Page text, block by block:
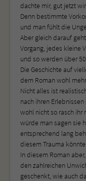
dachte mir, gut jetzt
Denn bestimmte
und man fühlt die
Aber gleich darauf
Vorgang, jedes kleine
und so werden über
Die Geschichte auf
dem Roman wohl
Nicht alles ist
nach ihren
wohl nicht so rasch ihr
würde man sagen sie
entsprechend lang
diesem Trauma
In diesem Roman
den zahlreichen
geschenkt, wie auch